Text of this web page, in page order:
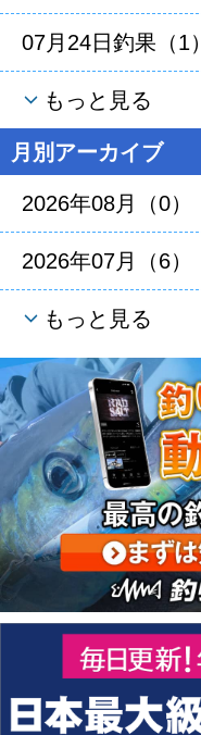
07月24日釣果（1）
もっと見る
月別アーカイブ
2026年08月（0）
2026年07月（6）
もっと見る